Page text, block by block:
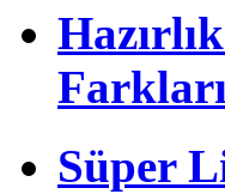
Farkları
Süper